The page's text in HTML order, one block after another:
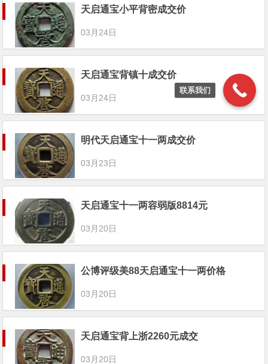
天启通宝小平背密成交价
03月24日
天启通宝背镇十成交价
03月24日
明代天启通宝十一两成交价
03月23日
天启通宝十一两容弱版8814元
03月20日
公博评级美88天启通宝十一两价格
03月20日
天启通宝背上浙2260元成交
03月20日
联系我们